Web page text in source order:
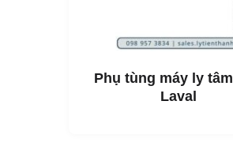
Phụ tùng máy ly
Laval